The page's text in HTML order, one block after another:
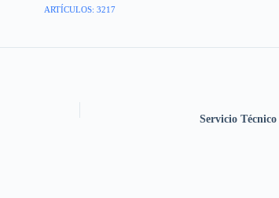
ARTÍCULOS: 3217
Servicio